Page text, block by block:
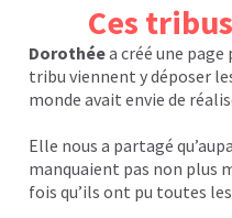
Ces
Dorothéea créé une page
tribu viennent y déposer
monde avait envie de
Elle nous a partagé
manquaient pas non plus
fois qu’ils ont pu toutes